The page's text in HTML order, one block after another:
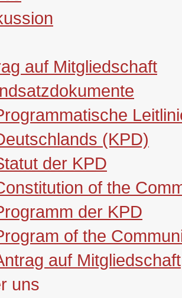
auf Mitgliedschaft
(KPD)
der KPD
of the
der KPD
of the
auf Mitgliedschaft
uns